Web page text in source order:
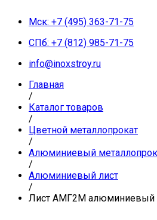
Мск: +7 (495) 363-71-75
СПб: +7 (812) 985-71-75
info@inoxstroy.ru
Главная
/
Каталог товаров
/
Цветной металлопрокат
/
Алюминиевый
/
Алюминиевый лист
/
Лист АМГ2М алюминиевый